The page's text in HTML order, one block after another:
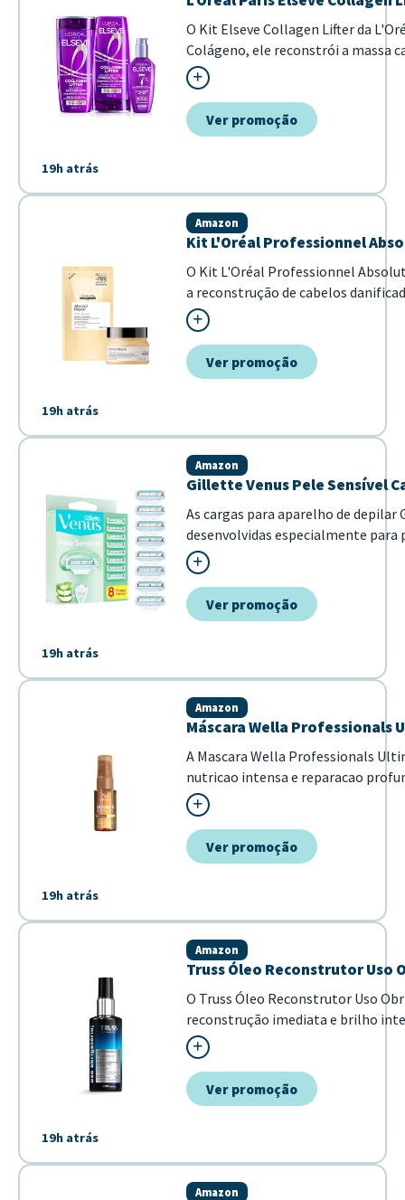
19h atrás
O Kit Elseve Collagen Lifter da
Colágeno, ele reconstrói a massa
elimina a...
Ver promoção
19h atrás
Kit L'Oréal Professionnel
Amazon
O Kit L'Oréal Professionnel
a reconstrução de cabelos
tratamento proporciona cuidado
Ver promoção
19h atrás
Gillette Venus Pele Sensível
Amazon
As cargas para aparelho de
desenvolvidas especialmente
minimizando irritações. Com
suavemente sobre a pele, sendo
Ver promoção
19h atrás
Máscara Wella Professionals
Amazon
A Mascara Wella Professionals
nutricao intensa e reparacao
cabelo. Com uma formula
Omega-9, ela garante fios mais
brilho intenso em poucos minuto...
Ver promoção
19h atrás
Truss Óleo Reconstrutor Uso
Amazon
O Truss Óleo Reconstrutor Uso
reconstrução imediata e brilho
combate o frizz e ma...
Ver promoção
Amazon